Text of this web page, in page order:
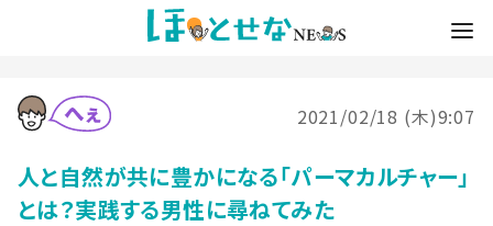
2021/02/18 (木)9:07
人と自然が共に豊かになる「パーマカルチャー」
とは？実践する男性に尋ねてみた